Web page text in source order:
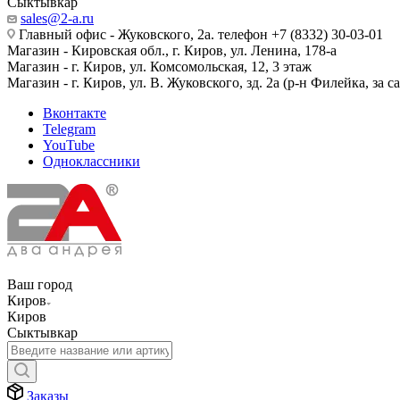
sales@2-a.ru
Главный офис - Жуковского, 2а. телефон +7 (8332) 30-03-01
Магазин - Кировская обл., г. Киров, ул. Ленина, 178-а
Магазин - г. Киров, ул. Комсомольская, 12, 3 этаж
Магазин - г. Киров, ул. В. Жуковского, зд. 2а (р-н Филейка, за
Вконтакте
Telegram
YouTube
Одноклассники
Ваш город
Киров
Киров
Сыктывкар
Заказы